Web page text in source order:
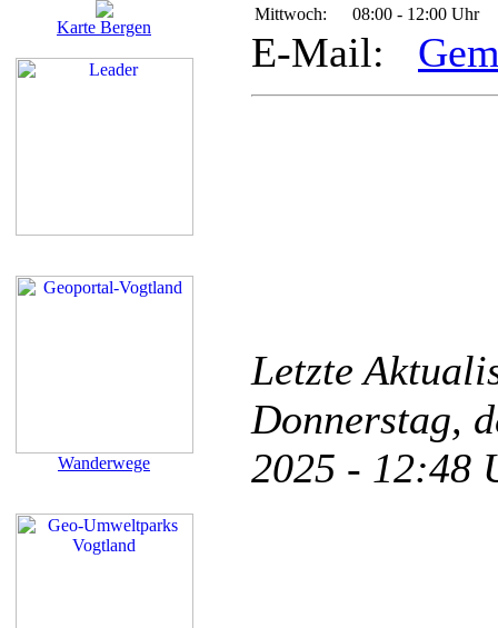
Karte Bergen
Wanderwege
Mittwoch:
08:00 - 12:00 Uhr
E-Mail:
Letzte
Donnerstag,
2025 -